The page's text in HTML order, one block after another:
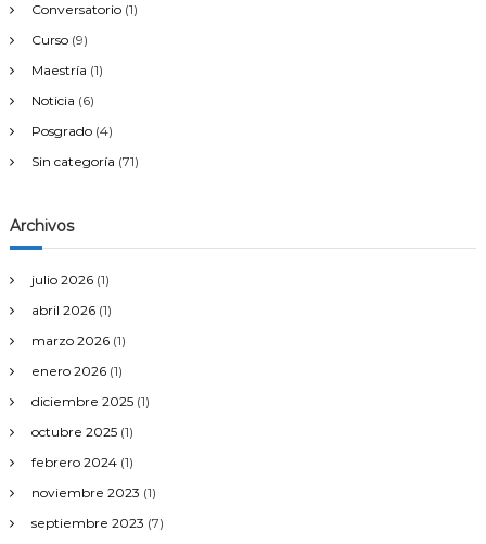
Conversatorio(1)
Curso(9)
Maestría (1)
Noticia (6)
Posgrado(4)
Sin categoría (71)
Archivos
julio 2026(1)
abril 2026(1)
marzo 2026(1)
enero 2026(1)
diciembre 2025(1)
octubre 2025(1)
febrero 2024(1)
noviembre 2023 (1)
septiembre 2023 (7)